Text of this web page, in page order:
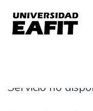
Servicio no